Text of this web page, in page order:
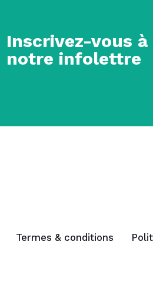
Inscrivez-vous à
notre infolettre
Termes & conditions